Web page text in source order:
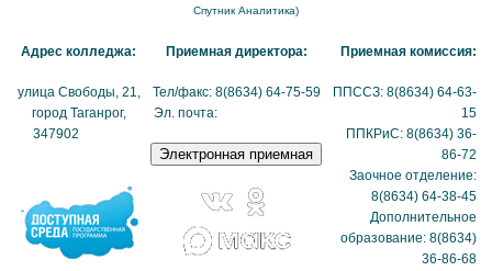
Спутник Аналитика)
Адрес колледжа:
улица Свободы, 21,
город Таганрог,
347902
Приемная директора:
Тел/факс: 8(8634) 64-75-59
Эл. почта:
Приемная комиссия:
ППССЗ: 8(8634) 64-63-
15
ППКРиС: 8(8634) 36-
86-72
Заочное отделение:
8(8634) 64-38-45
Дополнительное
образование: 8(8634)
36-86-68